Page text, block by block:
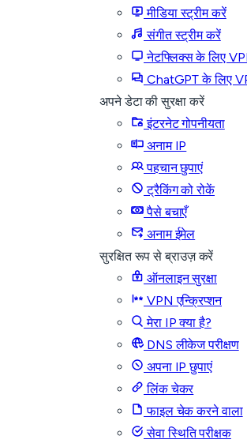
मीडिया स्ट्रीम करें
संगीत स्ट्रीम करें
नेटफ्लिक्स के लिए
ChatGPT के लिए
अपने डेटा की सुरक्षा करें
इंटरनेट गोपनीयता
अनाम IP
पहचान छुपाएं
ट्रैकिंग को रोकें
पैसे बचाएँ
अनाम ईमेल
सुरक्षित रूप से ब्राउज़ करें
ऑनलाइन सुरक्षा
VPN एन्क्रिप्शन
मेरा IP क्या है?
DNS लीकेज परीक्षण
अपना IP छुपाएं
लिंक चेकर
फाइल चेक करने वाला
सेवा स्थिति परीक्षक